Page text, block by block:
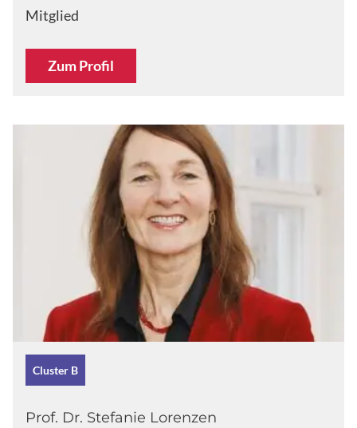
Mitglied
Zum Profil
Cluster B
Prof. Dr. Stefanie Lorenzen